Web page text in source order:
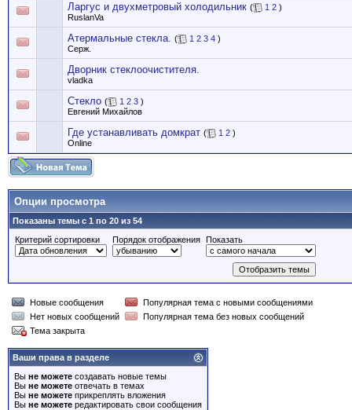
Ларгус и двухметровый холодильник ( 1 2 )
RuslanVa
Атермальные стекла. ( 1 2 3 4 )
Серж.
Дворник стеклоочистителя.
vladka
Стекло ( 1 2 3 )
Евгений Михайлов
Где устанавливать домкрат ( 1 2 )
Online
Опции просмотра
Показаны темы с 1 по 20 из 54
Критерий сортировки
Порядок отображения Показать
Новые сообщения
Популярная тема с новыми сообщениями
Нет новых сообщений
Популярная тема без новых сообщений
Тема закрыта
Ваши права в разделе
Вы не можете создавать новые темы
Вы не можете отвечать в темах
Вы не можете прикреплять вложения
Вы не можете редактировать свои сообщения